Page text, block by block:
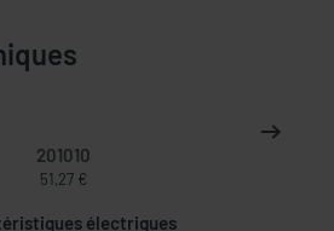
201010
51,27 €
électriques